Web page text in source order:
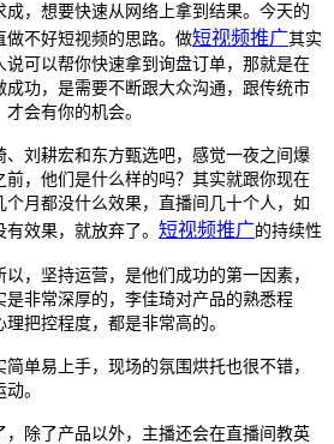
成，想要快速从网络上拿到结果。今天的
做不好短视频的思路。做短视频推广其实
可以帮你快速拿到询盘订单，那就是在
成功，是需要不断跟大众沟通，跟传统市
会有你的机会。
、刘耕宏和东方甄选吧，感觉一夜之间爆
，他们是什么样的吗？其实就跟你现在
月都没什么效果，直播间几十个人，如
效果，就放弃了。 短视频推广的持续性
，坚持运营，是他们成功的第一因素，
非常深厚的，李佳琦对产品的熟悉程
把控程度，都是非常高的。
单易上手，现场的氛围烘托也很不错，
。
，除了产品以外，主播还会在直播间教英